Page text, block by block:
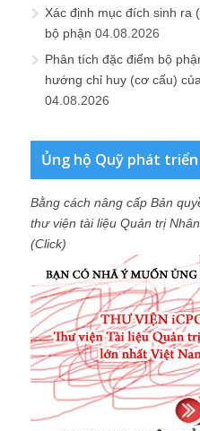
Xác định mục đích sinh ra
bộ phận 04.08.2026
Phân tích đặc điểm bộ
hướng chỉ huy (cơ cấu)
04.08.2026
Ủng hộ Quỹ phát
Bằng cách nâng cấp Bản
thư viện tài liệu Quản trị
(Click)